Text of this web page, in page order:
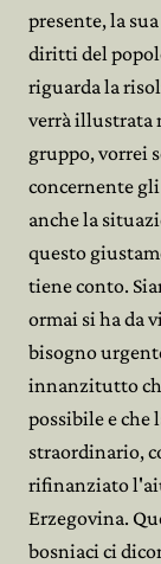
presente, la
diritti del
riguarda la
verrà illustrata
gruppo, vorrei
concernente
anche la
questo
tiene conto.
ormai si ha da
bisogno
innanzitutto
possibile e che
straordinario,
rifinanziato
Erzegovina.
bosniaci ci